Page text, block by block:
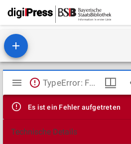
Mirador
Viewer
TypeError: Failed to fetch
Es ist ein Fehler aufgetreten
Technische Details